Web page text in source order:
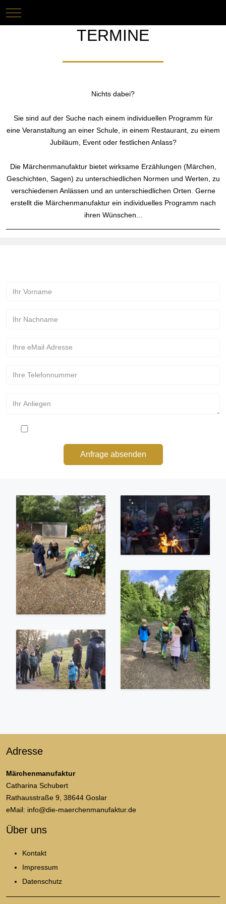
Mobile Menu Toggle
TERMINE
Nichts dabei?
Sie sind auf der Suche nach einem individuellen Programm für
eine Veranstaltung an einer Schule, in einem Restaurant, zu einem
Jubiläum, Event oder festlichen Anlass?
Die Märchenmanufaktur bietet wirksame Erzählungen (Märchen,
Geschichten, Sagen) zu unterschiedlichen Normen und Werten, zu
verschiedenen Anlässen und an unterschiedlichen Orten. Gerne
erstellt die Märchenmanufaktur ein individuelles Programm nach
ihren Wünschen...
Anfrage absenden
Adresse
Märchenmanufaktur
Catharina Schubert
Rathausstraße 9, 38644 Goslar
eMail: info@die-maerchenmanufaktur.de
Über uns
Kontakt
Impressum
Datenschutz